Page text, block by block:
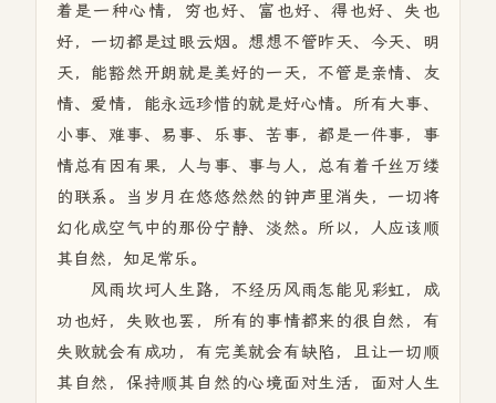
着是一种心情，穷也好、富也好、得也好、失也
好，一切都是过眼云烟。想想不管昨天、今天、明
天，能豁然开朗就是美好的一天，不管是亲情、友
情、爱情，能永远珍惜的就是好心情。所有大事、
小事、难事、易事、乐事、苦事，都是一件事，事
情总有因有果，人与事、事与人，总有着千丝万缕
的联系。当岁月在悠悠然然的钟声里消失，一切将
幻化成空气中的那份宁静、淡然。所以，人应该顺
其自然，知足常乐。
风雨坎坷人生路，不经历风雨怎能见彩虹，成
功也好，失败也罢，所有的事情都来的很自然，有
失败就会有成功，有完美就会有缺陷，且让一切顺
其自然，保持顺其自然的心境面对生活，面对人生